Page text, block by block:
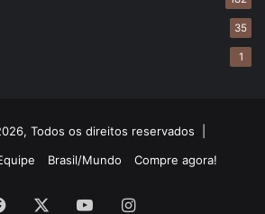
35
1
Todos os direitos reservados |
Brasil/Mundo Compre agora!
Facebook YouTubeInstagram